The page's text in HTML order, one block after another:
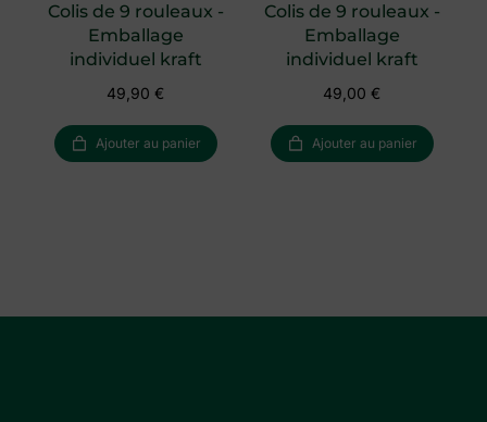
Colis de 9 rouleaux -
Emballage
individuel kraft
49,90 €
Ajouter au panier
Colis de 9 rouleaux -
Emballage
individuel kraft
49,00 €
Ajouter au panier